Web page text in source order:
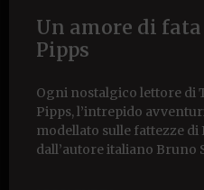
Un amore di
Pipps
Ogni nostalgico lettore di
Pipps, l’intrepido
modellato sulle fattezze di
dall’autore italiano Bruno